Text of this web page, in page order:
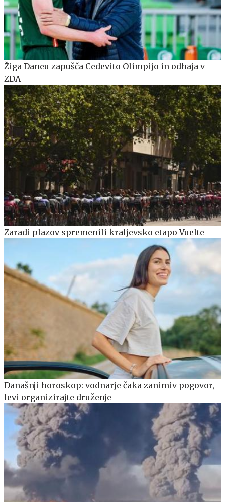
Žiga Daneu zapušča Cedevito Olimpijo in odhaja v
ZDA
Zaradi plazov spremenili kraljevsko etapo Vuelte
Današnji horoskop: vodnarje čaka zanimiv pogovor,
levi organizirajte druženje